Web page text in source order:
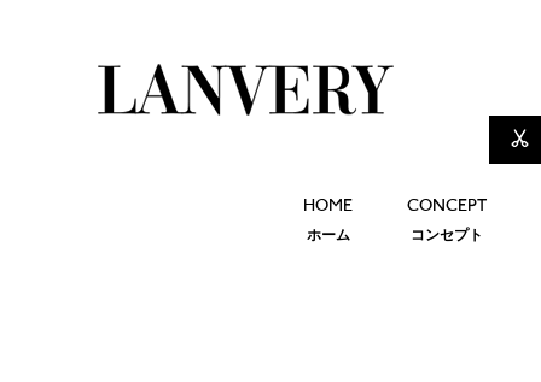
HOME
ホーム
CONCEPT
コンセプト